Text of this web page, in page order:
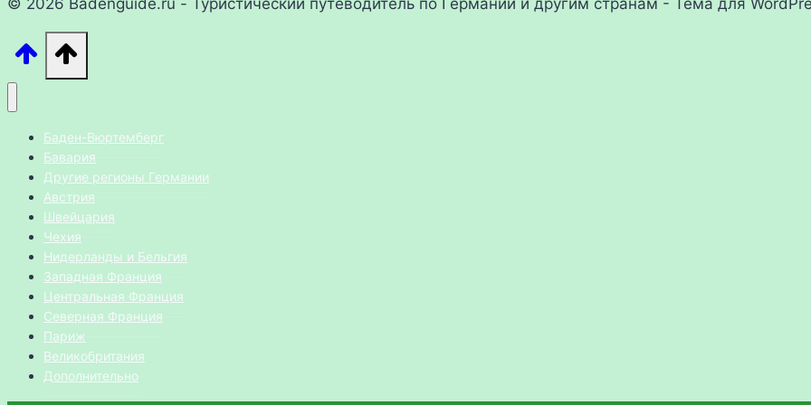
© 2026 Badenguide.ru - Туристический путеводитель по Германии и другим странам - Тема для
Баден-Вюртемберг
Бавария
Другие регионы Германии
Австрия
Швейцария
Чехия
Нидерланды и Бельгия
Западная Франция
Центральная Франция
Северная Франция
Париж
Великобритания
Дополнительно